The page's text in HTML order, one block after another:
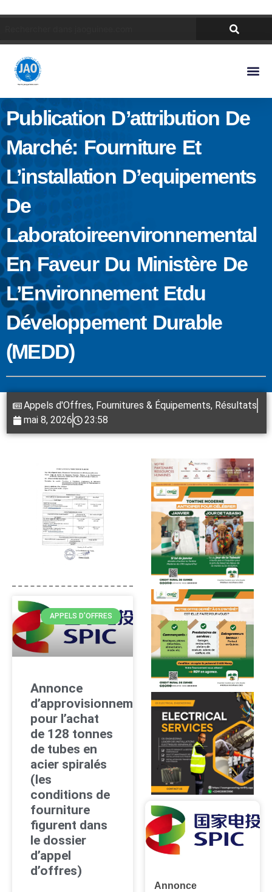
Publication D’attribution De
Marché: Fourniture Et
L’installation D’equipements
De
Laboratoireenvironnemental
En Faveur Du Ministère De
L’Environnement Etdu
Développement Durable
(MEDD)
Appels d'Offres, Fournitures & Équipements, Résultats
mai 8, 2026
23:58
APPELS D'OFFRES
Annonce
d’approvisionnement
pour l’achat
de 128 tonnes
de tubes en
acier spiralés
(les
conditions de
fourniture
figurent dans
le dossier
d’appel
d’offres)
Annonce